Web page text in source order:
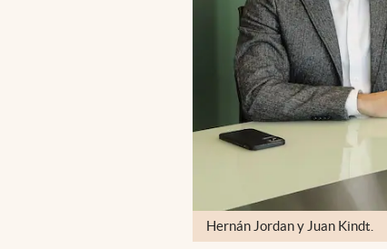
Hernán Jordan y Juan Kindt.